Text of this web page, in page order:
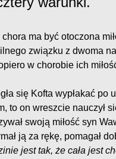
ma być otoczona
związku z dwoma
w chorobie ich
się Kofta wypłakać po
to on wreszcie nauczył
swoją miłość syn
ją za rękę, pomagał
jest tak, że cała jest